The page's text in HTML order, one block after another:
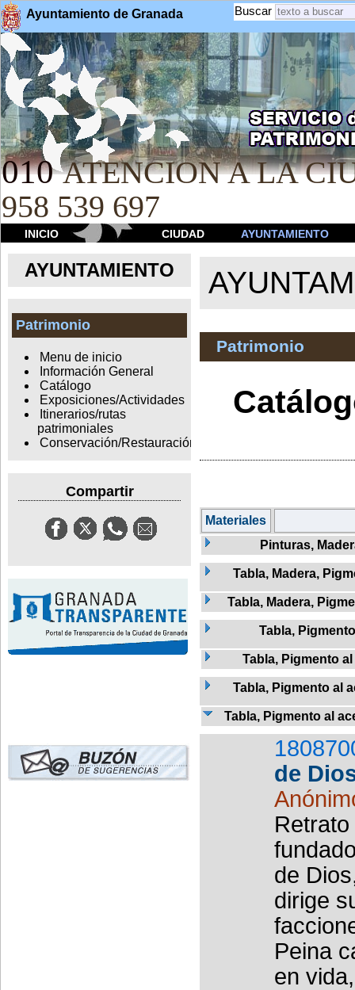
Ayuntamiento de Granada Buscar
010 ATENCION A LA
958 539 697
INICIO CIUDAD AYUNTAMIENTO
AYUNTAMIENTO
Patrimonio
Menu de inicio
Información General
Catálogo
Exposiciones/Actividades
Itinerarios/rutas
patrimoniales
Conservación/Restauración
Compartir
Patrimonio
Materiales
Pinturas,
Tabla, Madera,
Tabla, Madera,
Tabla, Pigmento
Tabla, Pigmento
Tabla, Pigmento al
Tabla, Pigmento al
de
de
dirige
Peina
en